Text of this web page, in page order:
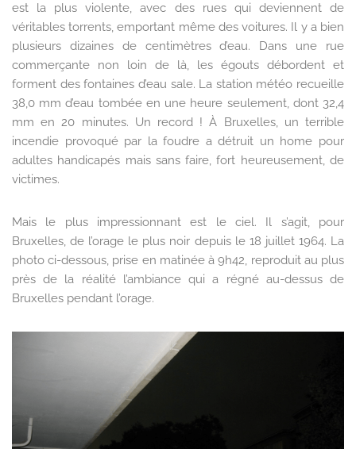
est la plus violente, avec des rues qui deviennent de
véritables torrents, emportant même des voitures. Il y a bien
plusieurs dizaines de centimètres d’eau. Dans une rue
commerçante non loin de là, les égouts débordent et
forment des fontaines d’eau sale. La station météo recueille
38,0 mm d’eau tombée en une heure seulement, dont 32,4
mm en 20 minutes. Un record ! À Bruxelles, un terrible
incendie provoqué par la foudre a détruit un home pour
adultes handicapés mais sans faire, fort heureusement, de
victimes.
Mais le plus impressionnant est le ciel. Il s’agit, pour
Bruxelles, de l’orage le plus noir depuis le 18 juillet 1964. La
photo ci-dessous, prise en matinée à 9h42, reproduit au plus
près de la réalité l’ambiance qui a régné au-dessus de
Bruxelles pendant l’orage.